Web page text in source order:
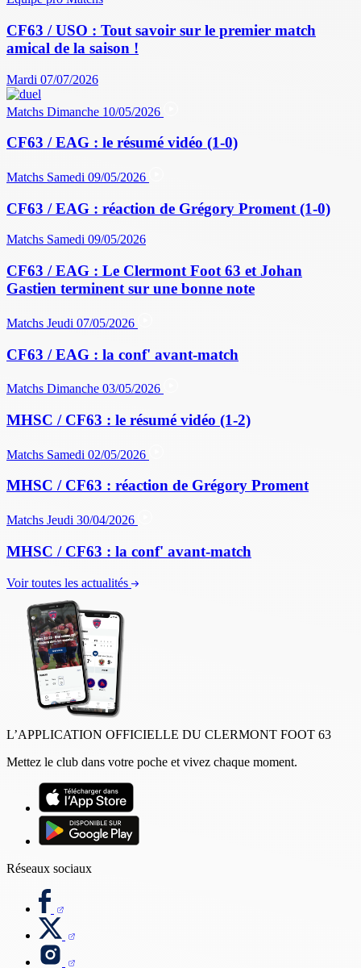
CF63 / USO : Tout savoir sur le premier match
amical de la saison !
Mardi 07/07/2026
Matchs Dimanche 10/05/2026
CF63 / EAG : le résumé vidéo (1-0)
Matchs Samedi 09/05/2026
CF63 / EAG : réaction de Grégory Proment (1-0)
Matchs Samedi 09/05/2026
CF63 / EAG : Le Clermont Foot 63 et Johan
Gastien terminent sur une bonne note
Matchs Jeudi 07/05/2026
CF63 / EAG : la conf' avant-match
Matchs Dimanche 03/05/2026
MHSC / CF63 : le résumé vidéo (1-2)
Matchs Samedi 02/05/2026
MHSC / CF63 : réaction de Grégory Proment
Matchs Jeudi 30/04/2026
MHSC / CF63 : la conf' avant-match
Voir toutes les actualités
L’APPLICATION OFFICIELLE DU CLERMONT FOOT 63
Mettez le club dans votre poche et vivez chaque moment.
Réseaux sociaux